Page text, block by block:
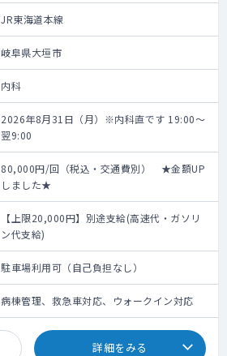
JR東海道本線
岐阜県大垣市
内科
2026年8月31日（月）※内科直です 19:00～
翌9:00
80,000円/回（税込・交通費別） ★金額UP
しました★
【上限20,000円】別途支給(高速代・ガソリ
ン代支給)
駐車場利用可（自己負担なし）
病棟管理、救急車対応、ウォークイン対応
詳細をみる